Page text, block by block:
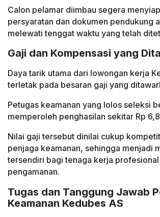
Calon pelamar diimbau segera
persyaratan dan dokumen pendukung
melewati tenggat waktu yang telah
Gaji dan Kompensasi yang
Daya tarik utama dari lowongan kerja
terletak pada besaran gaji yang
Petugas keamanan yang lolos seleksi
memperoleh penghasilan sekitar Rp
Nilai gaji tersebut dinilai cukup
penjaga keamanan, sehingga menjadi
tersendiri bagi tenaga kerja
pengamanan.
Tugas dan Tanggung Jawab
Keamanan Kedubes AS